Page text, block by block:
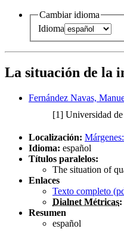
Cambiar idioma
Idioma
La situación de la
Fernández Navas,
[1] Universidad
Localización:
Idioma: español
Títulos paralelos:
The situation of
Enlaces
Texto completo (
Dialnet Métricas:
Resumen
español